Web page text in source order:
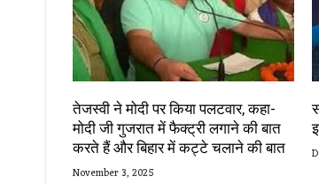
तेजस्वी ने मोदी पर किया पलटवार, कहा-
मोदी जी गुजरात में फैक्ट्री लगाने की बात
करते हैं और बिहार में कट्टे चलाने की बात
November 3, 2025